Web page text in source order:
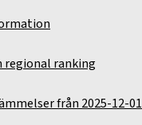
regional ranking
från 2025-12-01